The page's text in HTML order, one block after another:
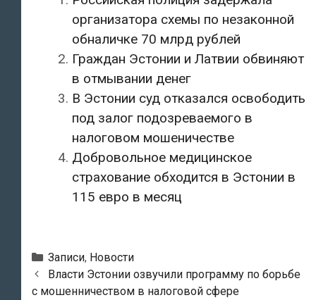
организатора схемы по незаконной
обналичке 70 млрд рублей
Граждан Эстонии и Латвии обвиняют
в отмывании денег
В Эстонии суд отказался освободить
под залог подозреваемого в
налоговом мошеничестве
Добровольное медицинское
страхование обходится в Эстонии в
115 евро в месяц
Рубрики
Записи, Новости
Навигация
по
Власти Эстонии озвучили программу по борьбе
с мошенничеством в налоговой сфере